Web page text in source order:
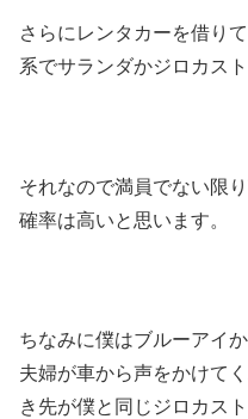
さらにレンタカーを借り
系でサランダかジロカス
それなので満員でない限
確率は高いと思います。
ちなみに僕はブルーアイ
夫婦が車から声をかけて
き先が僕と同じジロカス